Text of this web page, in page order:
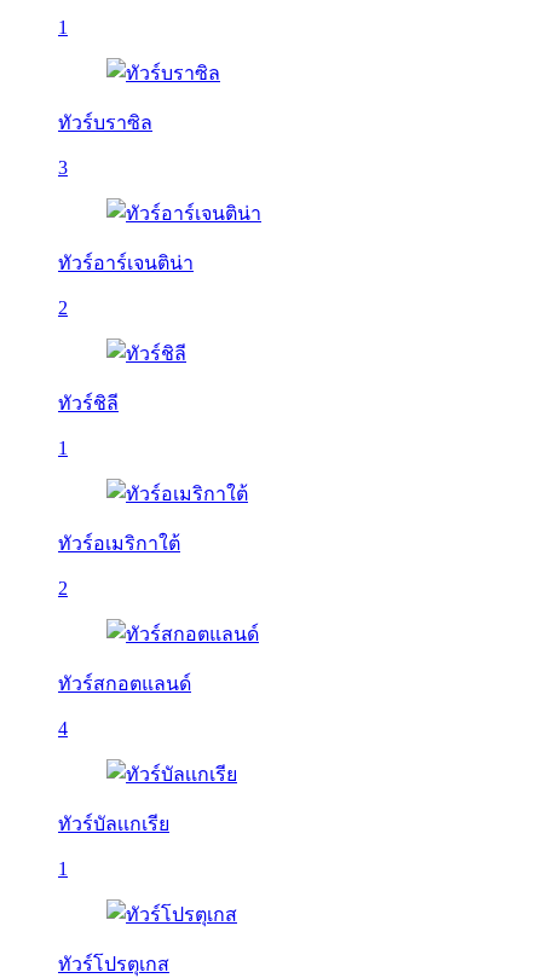
1
ทัวร์บราซิล
3
ทัวร์อาร์เจนติน่า
2
ทัวร์ชิลี
1
ทัวร์อเมริกาใต้
2
ทัวร์สกอตแลนด์
4
ทัวร์บัลเเกเรีย
1
ทัวร์โปรตุเกส